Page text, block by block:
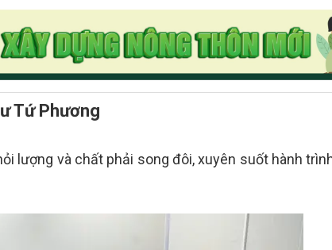
Tứ Phương
lượng và chất phải song đôi, xuyên suốt hành